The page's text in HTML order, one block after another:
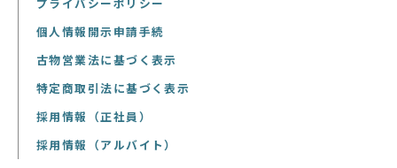
個人情報開示申請手続
古物営業法に基づく表示
特定商取引法に基づく表示
採用情報（正社員）
採用情報（アルバイト）